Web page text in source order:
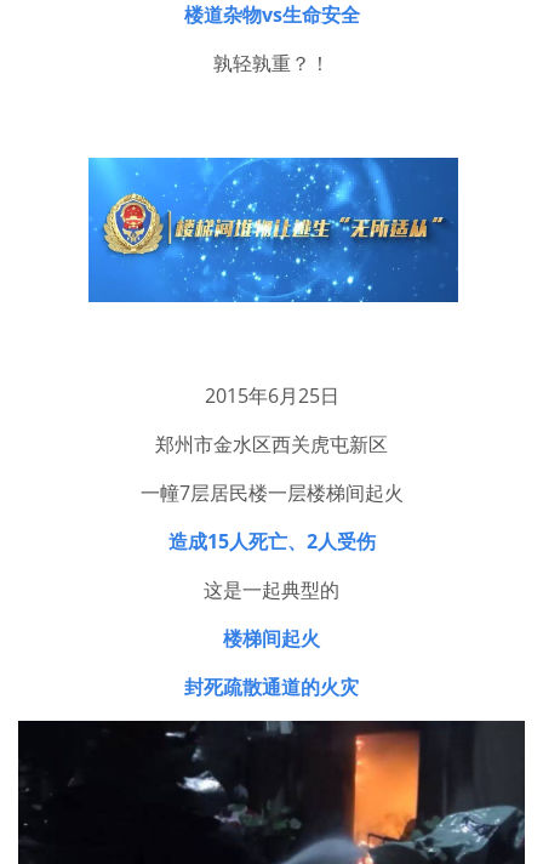
楼道杂物vs生命安全
孰轻孰重？！
2015年6月25日
郑州市金水区西关虎屯新区
一幢7层居民楼一层楼梯间起火
造成15人死亡、2人受伤
这是一起典型的
楼梯间起火
封死疏散通道的火灾